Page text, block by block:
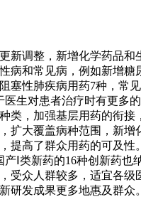
新调整，新增化学药品和
病和常见病，例如新增糖
塞性肺疾病用药7种，常见
生对患者治疗时有更多的
类，加强基层用药的衔接
扩大覆盖病种范围，新增
提高了群众用药的可及性
Ⅰ类新药的16种创新药也
受众人群较多，适宜各级
研发成果更多地惠及群众